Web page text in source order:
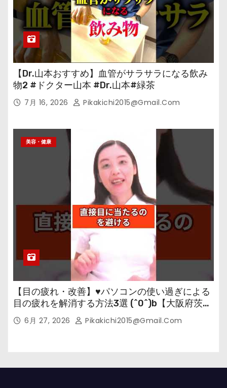
【Dr.山本おすすめ】血管がサラサラになる飲み
物2 #ドクター山本 #Dr.山本#緑茶
7月 16, 2026 Pikakichi2015@gmail.com
美容・健康
【目の疲れ・改善】♥パソコンの使い過ぎによる
目の疲れを解消する方法3選 (^0^)b【大阪府茨木
市の女性・美容鍼灸・整体師が教えます。】
6月 27, 2026 Pikakichi2015@gmail.com